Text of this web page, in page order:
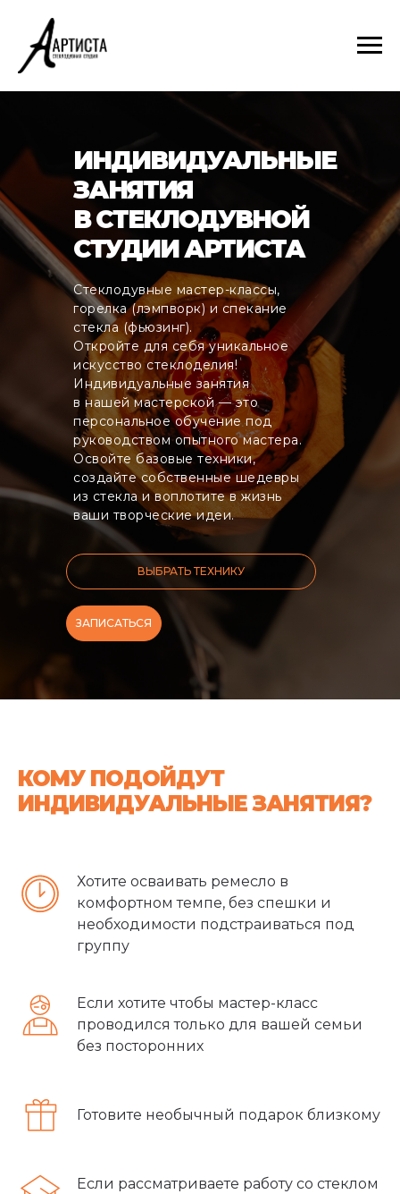
ВЫБРАТЬ ТЕХНИКУ
ЗАПИСАТЬСЯ
Стеклодувные мастер-классы,
горелка (лэмпворк) и спекание
стекла (фьюзинг).
Откройте для себя уникальное
искусство стеклоделия!
Индивидуальные занятия
в нашей мастерской — это
персональное обучение под
руководством опытного мастера.
Освойте базовые техники,
создайте собственные шедевры
из стекла и воплотите в жизнь
ваши творческие идеи.
ИНДИВИДУАЛЬНЫЕ
ЗАНЯТИЯ
В СТЕКЛОДУВНОЙ
СТУДИИ АРТИСТА
КОМУ ПОДОЙДУТ
ИНДИВИДУАЛЬНЫЕ ЗАНЯТИЯ?
Хотите осваивать ремесло в
комфортном темпе, без спешки и
необходимости подстраиваться под
группу
Если хотите чтобы мастер-класс
проводился только для вашей семьи
без посторонних
Готовите необычный подарок близкому
Если рассматриваете работу со стеклом